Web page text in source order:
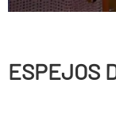
ESPEJOS